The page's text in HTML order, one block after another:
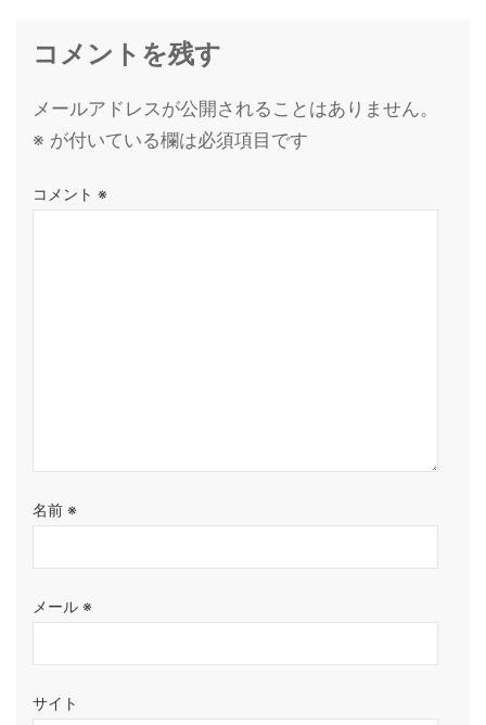
コメントを残す
メールアドレスが公開されることはありません。
※ が付いている欄は必須項目です
コメント ※
名前 ※
メール ※
サイト